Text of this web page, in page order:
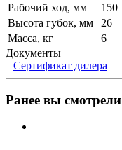
Рабочий ход, мм
150
Высота губок, мм
26
Масса, кг
6
Документы
Сертификат дилера
Ранее вы смотрели